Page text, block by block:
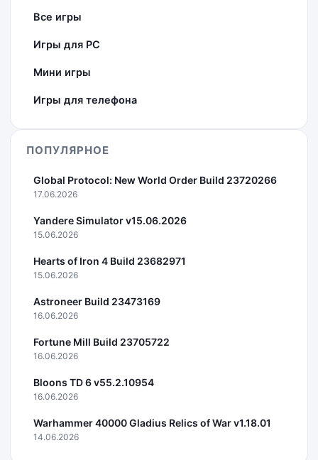
Все игры
Игры для PC
Мини игры
Игры для телефона
ПОПУЛЯРНОЕ
Global Protocol: New World Order Build 23720266
17.06.2026
Yandere Simulator v15.06.2026
15.06.2026
Hearts of Iron 4 Build 23682971
15.06.2026
Astroneer Build 23473169
16.06.2026
Fortune Mill Build 23705722
16.06.2026
Bloons TD 6 v55.2.10954
16.06.2026
Warhammer 40000 Gladius Relics of War v1.18.01
14.06.2026